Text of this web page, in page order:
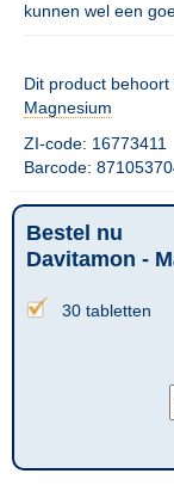
kunnen wel een
Dit product
Magnesium
ZI-code: 16773411
Barcode:
Bestel nu
Davitamon -
30 tabletten